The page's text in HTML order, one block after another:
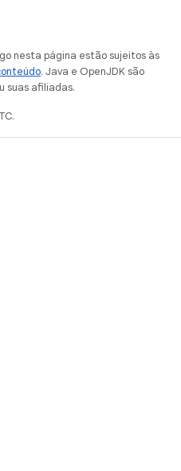
nesta página estão sujeitos às
. Java e OpenJDK são
suas afiliadas.